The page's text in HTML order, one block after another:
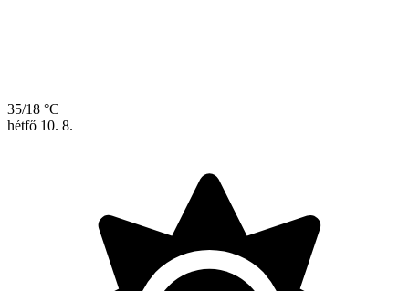
35/18 °C
hétfő 10. 8.